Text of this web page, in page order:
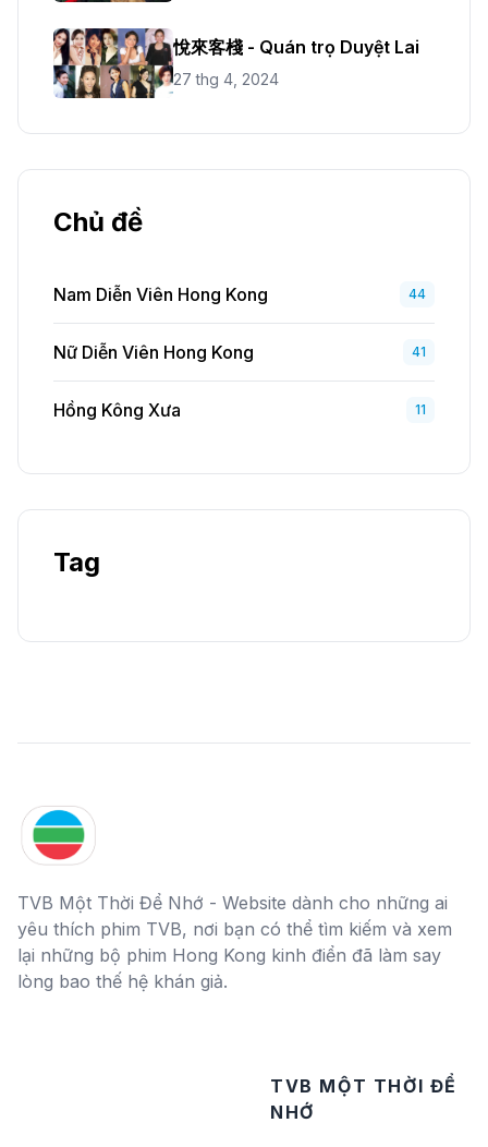
悅來客棧 - Quán trọ Duyệt Lai
27 thg 4, 2024
Chủ đề
Nam Diễn Viên Hong Kong 44
Nữ Diễn Viên Hong Kong 41
Hồng Kông Xưa 11
Tag
TVB Một Thời Để Nhớ - Website dành cho những ai
yêu thích phim TVB, nơi bạn có thể tìm kiếm và xem
lại những bộ phim Hong Kong kinh điển đã làm say
lòng bao thế hệ khán giả.
TVB MỘT THỜI ĐỂ
NHỚ